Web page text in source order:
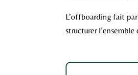
L’offboarding fait
structurer